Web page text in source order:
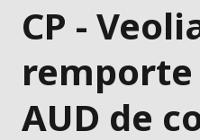
CP -
remporte
AUD de